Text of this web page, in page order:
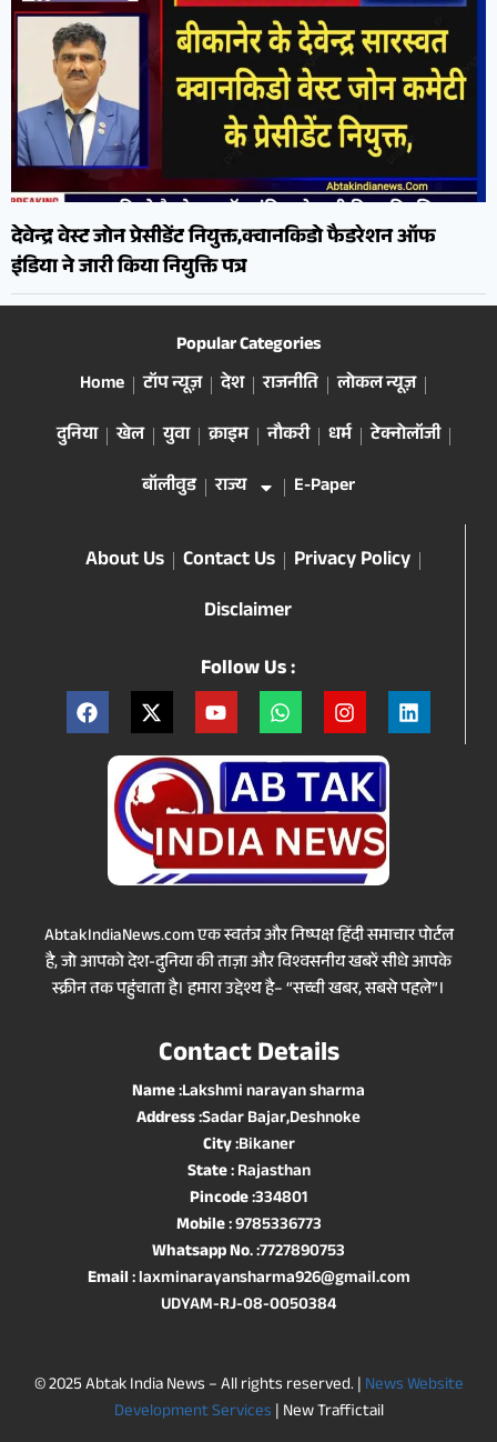
देवेन्द्र वेस्ट जोन प्रेसीडेंट नियुक्त,क्वानकिडो फैडरेशन ऑफ
इंडिया ने जारी किया नियुक्ति पत्र
Popular Categories
Home
टॉप न्यूज़ देश राजनीति
लोकल न्यूज़
दुनिया
खेल युवा क्राइम नौकरी धर्म
टेक्नोलॉजी
बॉलीवुड
राज्य E-Paper
About Us Contact Us
Privacy Policy
Disclaimer
Follow Us :
AbtakIndiaNews.com एक स्वतंत्र और निष्पक्ष हिंदी समाचार पोर्टल
है, जो आपको देश-दुनिया की ताज़ा और विश्वसनीय खबरें सीधे आपके
स्क्रीन तक पहुंचाता है। हमारा उद्देश्य है– “सच्ची खबर, सबसे पहले”।
Contact Details
Name:Lakshmi narayan sharma
Address:Sadar Bajar,Deshnoke
City:Bikaner
State: Rajasthan
Pincode:334801
Mobile: 9785336773
Whatsapp No. :7727890753
Email: laxminarayansharma926@gmail.com
UDYAM-RJ-08-0050384
© 2025 Abtak India News – All rights reserved. | News Website
Development Services | New Traffictail